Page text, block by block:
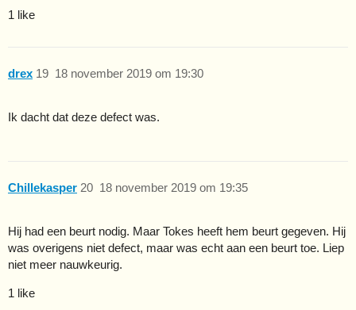
1 like
drex 18 november 2019 om 19:30
19
Ik dacht dat deze defect was.
Chillekasper 18 november 2019 om 19:35
20
Hij had een beurt nodig. Maar Tokes heeft hem beurt gegeven. Hij
was overigens niet defect, maar was echt aan een beurt toe. Liep
niet meer nauwkeurig.
1 like